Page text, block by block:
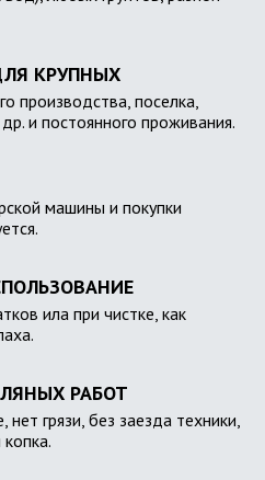
КРУПНЫХ
производства, поселка,
и постоянного проживания.
машины и покупки
ила при чистке, как
РАБОТ
нет грязи, без заезда техники,